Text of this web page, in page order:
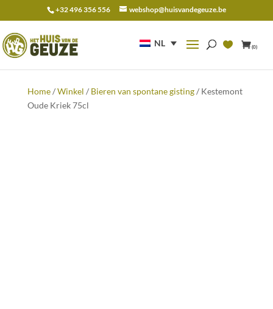
+32 496 356 556 webshop@huisvandegeuze.be
NL (0)
naar:
Home/Winkel / Bieren van spontane gisting/ Kestemont
Oude Kriek 75cl